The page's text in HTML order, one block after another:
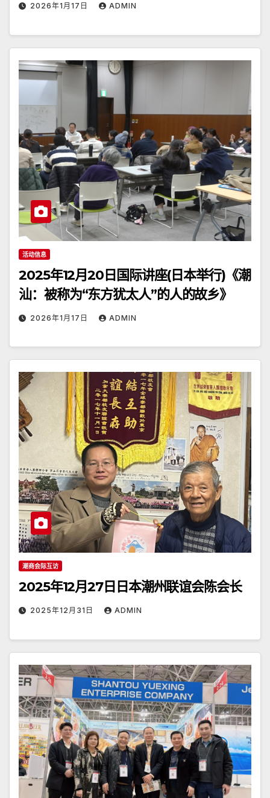
2026年1月17日 ADMIN
活动信息
2025年12月20日国际讲座(日本举行)《潮
汕：被称为“东方犹太人”的人的故乡》
2026年1月17日 ADMIN
潮商会际互访
2025年12月27日日本潮州联谊会陈会长
2025年12月31日 ADMIN